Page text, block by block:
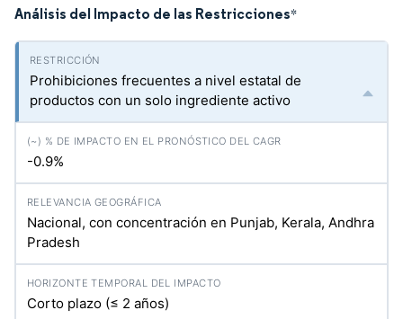
Análisis del Impacto de las Restricciones*
Prohibiciones frecuentes a nivel estatal de
productos con un solo ingrediente activo
-0.9%
Nacional, con concentración en Punjab, Kerala, Andhra
Pradesh
Corto plazo (≤ 2 años)